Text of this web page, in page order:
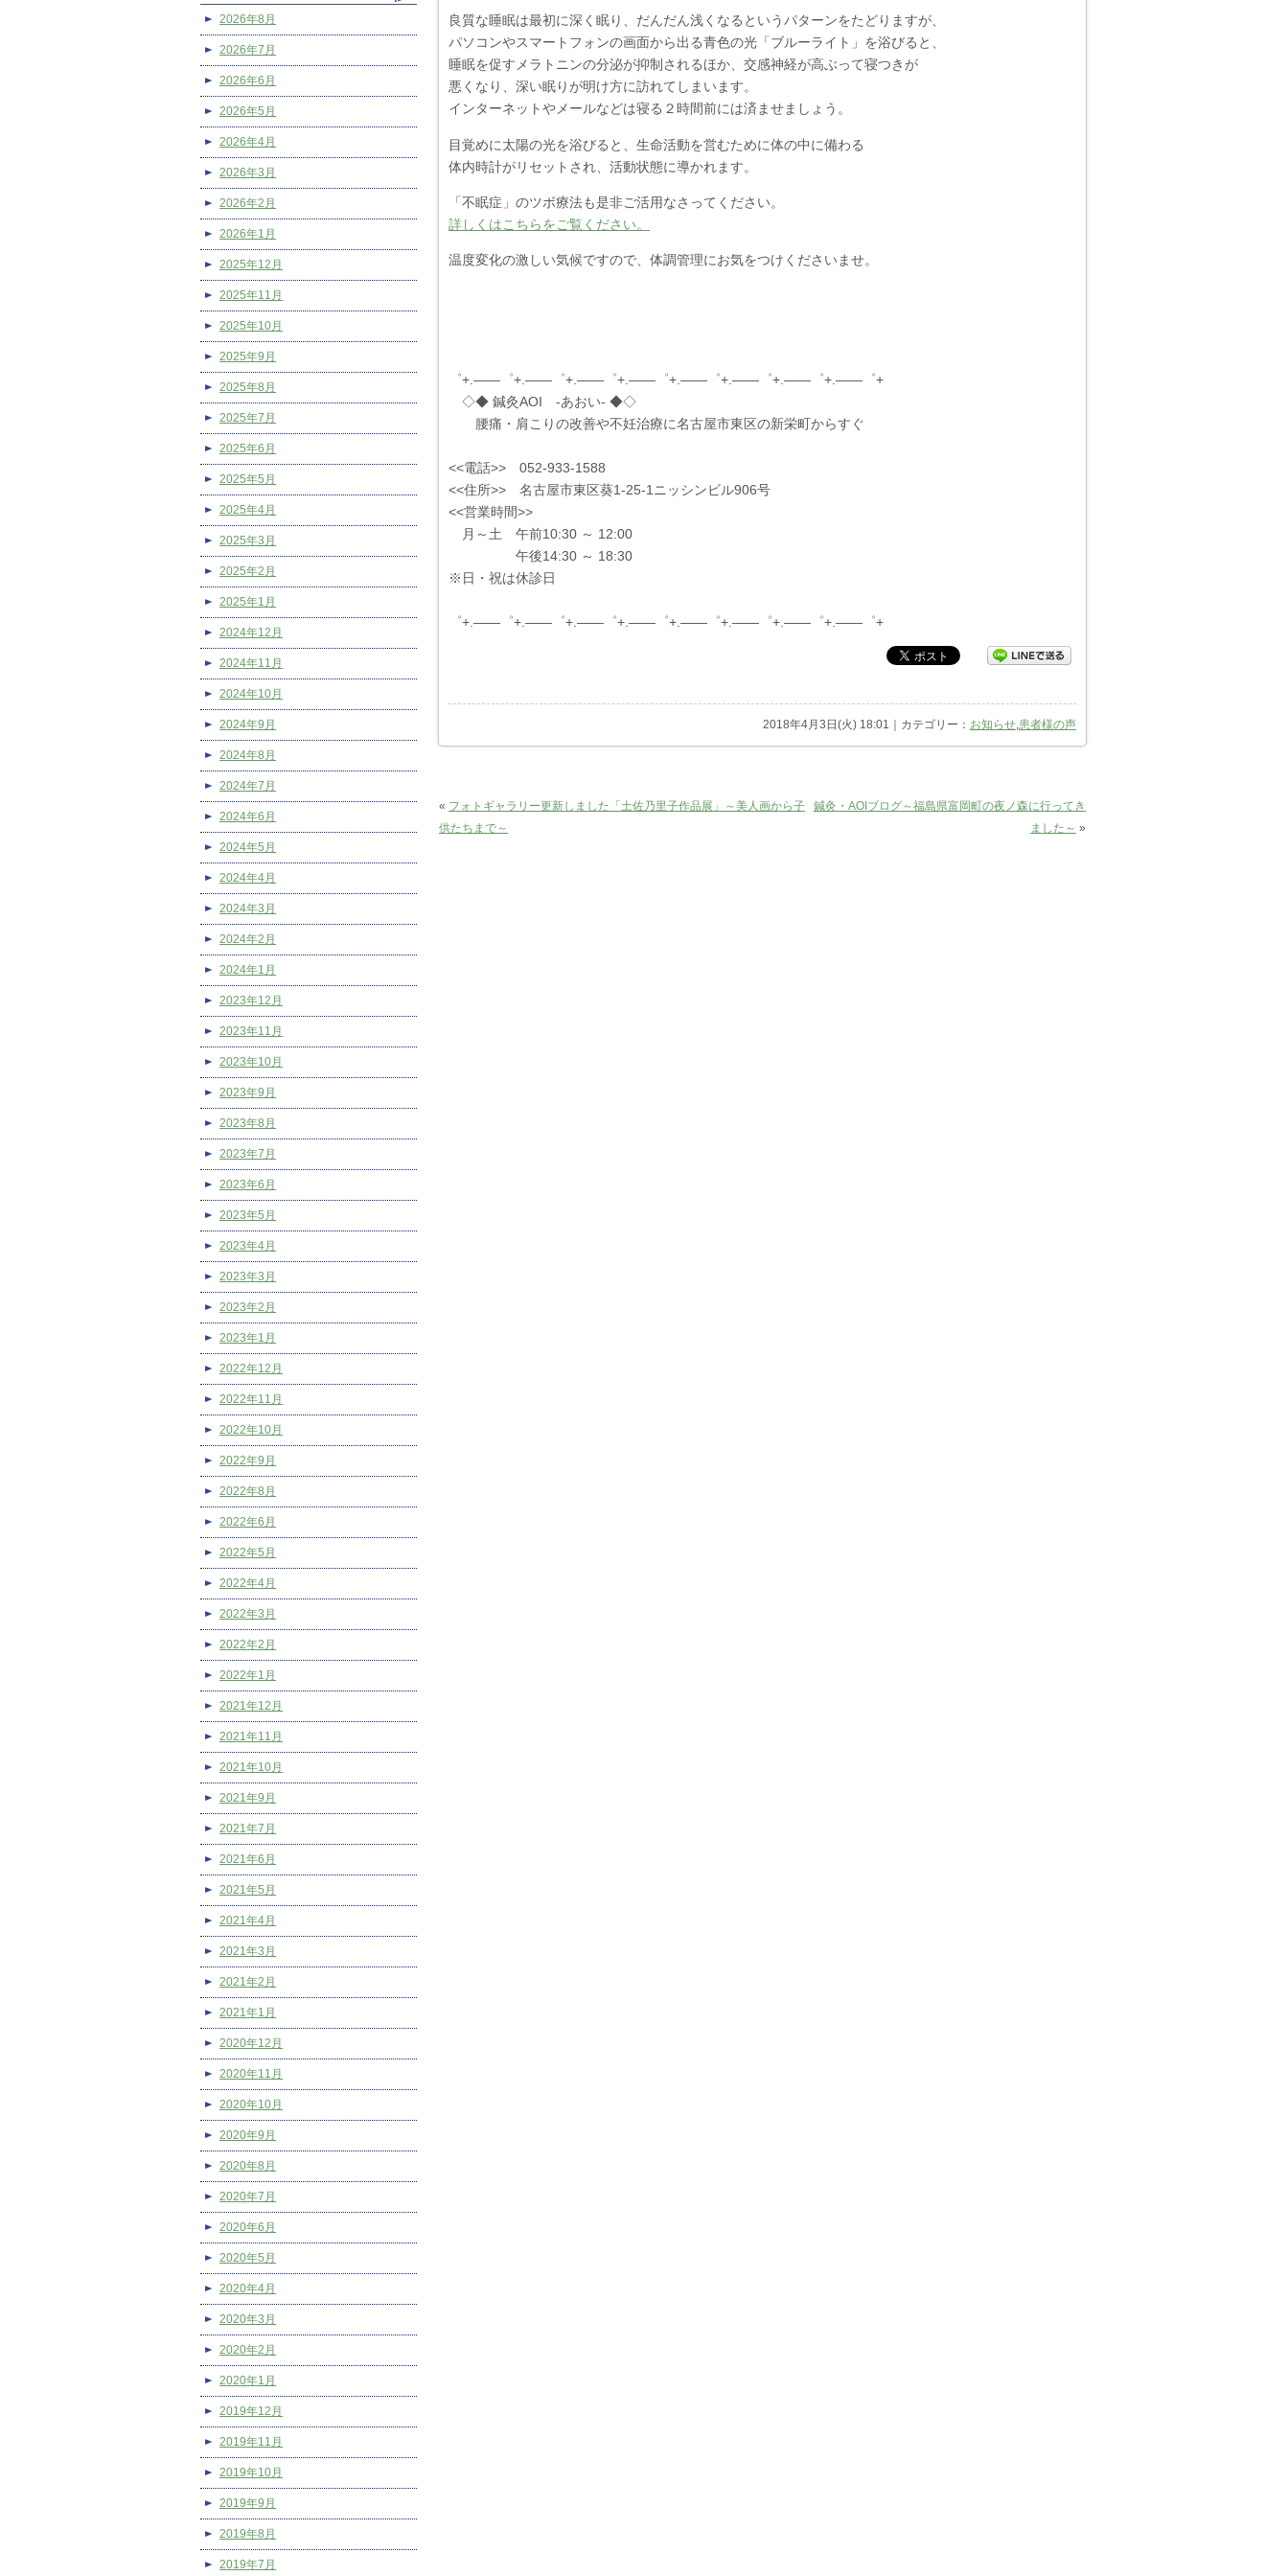
2026年8月
2026年7月
2026年6月
2026年5月
2026年4月
2026年3月
2026年2月
2026年1月
2025年12月
2025年11月
2025年10月
2025年9月
2025年8月
2025年7月
2025年6月
2025年5月
2025年4月
2025年3月
2025年2月
2025年1月
2024年12月
2024年11月
2024年10月
2024年9月
2024年8月
2024年7月
2024年6月
2024年5月
2024年4月
2024年3月
2024年2月
2024年1月
2023年12月
2023年11月
2023年10月
2023年9月
2023年8月
2023年7月
2023年6月
2023年5月
2023年4月
2023年3月
2023年2月
2023年1月
2022年12月
2022年11月
2022年10月
2022年9月
2022年8月
2022年6月
2022年5月
2022年4月
2022年3月
2022年2月
2022年1月
2021年12月
2021年11月
2021年10月
2021年9月
2021年7月
2021年6月
2021年5月
2021年4月
2021年3月
2021年2月
2021年1月
2020年12月
2020年11月
2020年10月
2020年9月
2020年8月
2020年7月
2020年6月
2020年5月
2020年4月
2020年3月
2020年2月
2020年1月
2019年12月
2019年11月
2019年10月
2019年9月
2019年8月
2019年7月
良質な睡眠は最初に深く眠り、だんだん浅くなるというパターンをたどりますが、
パソコンやスマートフォンの画面から出る青色の光「ブルーライト」を浴びると、
睡眠を促すメラトニンの分泌が抑制されるほか、交感神経が高ぶって寝つきが
悪くなり、深い眠りが明け方に訪れてしまいます。
インターネットやメールなどは寝る２時間前には済ませましょう。
目覚めに太陽の光を浴びると、生命活動を営むために体の中に備わる
体内時計がリセットされ、活動状態に導かれます。
「不眠症」のツボ療法も是非ご活用なさってください。
詳しくはこちらをご覧ください。
温度変化の激しい気候ですので、体調管理にお気をつけくださいませ。
゜+.――゜+.――゜+.――゜+.――゜+.――゜+.――゜+.――゜+.――゜+
◇◆ 鍼灸AOI -あおい- ◆◇
腰痛・肩こりの改善や不妊治療に名古屋市東区の新栄町からすぐ
<<電話>> 052-933-1588
<<住所>> 名古屋市東区葵1-25-1ニッシンビル906号
<<営業時間>>
月～土 午前10:30 ～ 12:00
午後14:30 ～ 18:30
※日・祝は休診日
゜+.――゜+.――゜+.――゜+.――゜+.――゜+.――゜+.――゜+.――゜+
2018年4月3日(火) 18:01｜カテゴリー： お知らせ,患者様の声
« フォトギャラリー更新しました「土佐乃里子作品展」～美人画から子
供たちまで～
鍼灸・AOIブログ～福島県富岡町の夜ノ森に行ってき
ました～ »